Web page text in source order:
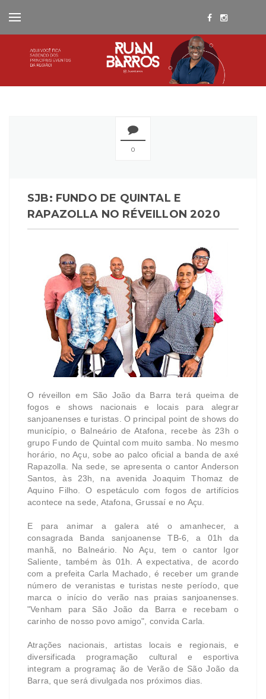
0
SJB: FUNDO DE QUINTAL E
RAPAZOLLA NO RÉVEILLON 2020
O réveillon em São João da Barra terá queima de
fogos e shows nacionais e locais para alegrar
sanjoanenses e turistas. O principal point de shows do
município, o Balneário de Atafona, recebe às 23h o
grupo Fundo de Quintal com muito samba. No mesmo
horário, no Açu, sobe ao palco oficial a banda de axé
Rapazolla. Na sede, se apresenta o cantor Anderson
Santos, às 23h, na avenida Joaquim Thomaz de
Aquino Filho. O espetáculo com fogos de artifícios
acontece na sede, Atafona, Grussaí e no Açu.
E para animar a galera até o amanhecer, a
consagrada Banda sanjoanense TB-6, a 01h da
manhã, no Balneário. No Açu, tem o cantor Igor
Saliente, também às 01h. A expectativa, de acordo
com a prefeita Carla Machado, é receber um grande
número de veranistas e turistas neste período, que
marca o início do verão nas praias sanjoanenses.
"Venham para São João da Barra e recebam o
carinho de nosso povo amigo", convida Carla.
Atrações nacionais, artistas locais e regionais, e
diversificada programação cultural e esportiva
integram a programaç ão de Verão de São João da
Barra, que será divulgada nos próximos dias.